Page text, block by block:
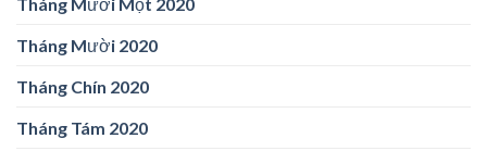
Tháng Mười 2020
Tháng Chín 2020
Tháng Tám 2020